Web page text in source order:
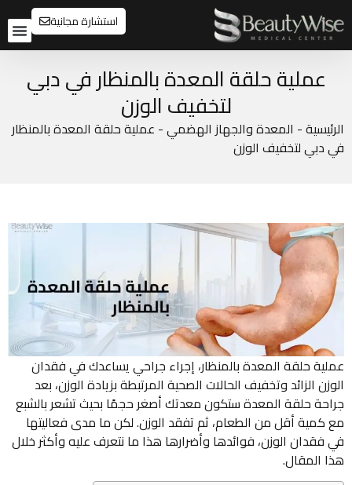
استشارة مجانية
عملية حلقة المعدة بالمنظار في دبي
لتخفيف الوزن
الرئيسية- المعدة والجهاز الهضمي- عملية حلقة المعدة بالمنظار
في دبي لتخفيف الوزن
عملية حلقة المعدة بالمنظار، إجراء جراحي يساعدك في فقدان
الوزن الزائد وتخفيف الحالات الصحية المرتبطة بزيادة الوزن، بعد
جراحة حلقة المعدة ستكون معدتك أصغر حجمًا بحيث تشعر بالشبع
مع كمية أقل من الطعام، ثم تفقد الوزن. لكن ما مدى فعاليتها
في فقدان الوزن، فوائدها وأضرارها هذا ما نتعرف عليه وأكثر خلال
هذا المقال.